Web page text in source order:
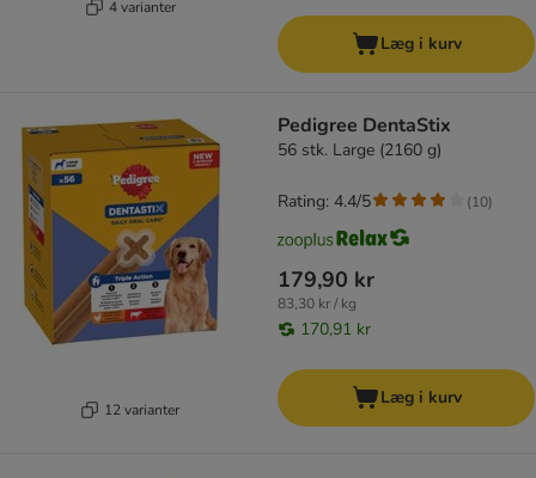
4 varianter
Læg i kurv
12 varianter
Pedigree DentaStix
56 stk. Large (2160 g)
179,90 kr
83,30 kr / kg
170,91 kr
Rating: 4.4/5 (10)
Læg i kurv